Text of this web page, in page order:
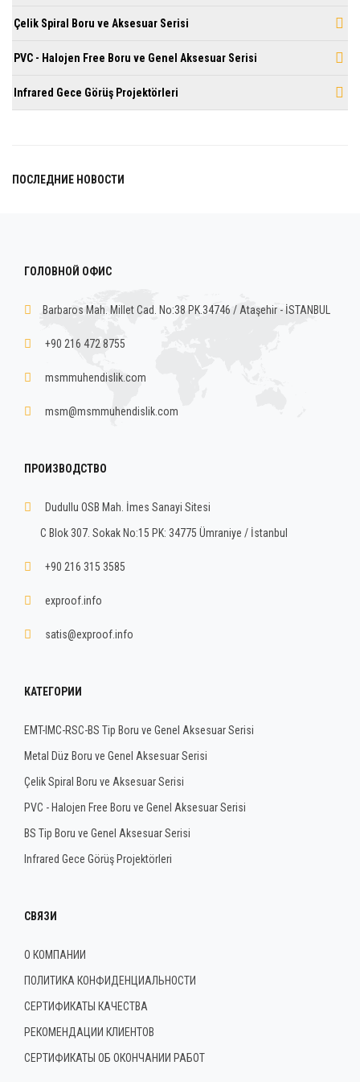
Çelik Spiral Boru ve Aksesuar Serisi
PVC - Halojen Free Boru ve Genel Aksesuar Serisi
Infrared Gece Görüş Projektörleri
ПОСЛЕДНИЕ НОВОСТИ
ГОЛОВНОЙ ОФИС
Barbaros Mah. Millet Cad. No:38 PK.34746 / Ataşehir - İSTANBUL
+90 216 472 8755
msmmuhendislik.com
msm@msmmuhendislik.com
ПРОИЗВОДСТВО
Dudullu OSB Mah. İmes Sanayi Sitesi
C Blok 307. Sokak No:15 PK: 34775 Ümraniye / İstanbul
+90 216 315 3585
exproof.info
satis@exproof.info
КАТЕГОРИИ
EMT-IMC-RSC-BS Tip Boru ve Genel Aksesuar Serisi
Metal Düz Boru ve Genel Aksesuar Serisi
Çelik Spiral Boru ve Aksesuar Serisi
PVC - Halojen Free Boru ve Genel Aksesuar Serisi
BS Tip Boru ve Genel Aksesuar Serisi
Infrared Gece Görüş Projektörleri
СВЯЗИ
О КОМПАНИИ
ПОЛИТИКА КОНФИДЕНЦИАЛЬНОСТИ
СЕРТИФИКАТЫ КАЧЕСТВА
РЕКОМЕНДАЦИИ КЛИЕНТОВ
СЕРТИФИКАТЫ ОБ ОКОНЧАНИИ РАБОТ